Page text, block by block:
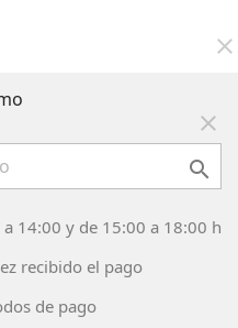
close
close

14:00 y de 15:00 a 18:00 h
recibido el pago
de pago